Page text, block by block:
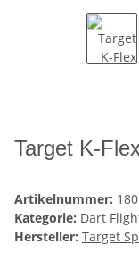
Target K-
Artikelnummer:
Kategorie: Dart
Hersteller: Target